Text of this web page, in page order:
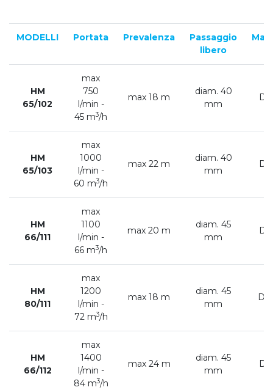
MODELLI Portata Prevalenza
Passaggio
libero
HM
65/102
max
750
l/min -
45 m3/h
max 18 m
diam. 40
mm
HM
65/103
max
1000
l/min -
60 m3/h
max 22 m
diam. 40
mm
HM
66/111
max
1100
l/min -
66 m3/h
max 20 m
diam. 45
mm
HM
80/111
max
1200
l/min -
72 m3/h
max 18 m
diam. 45
mm
HM
66/112
max
1400
l/min -
84 m3/h
max 24 m
diam. 45
mm